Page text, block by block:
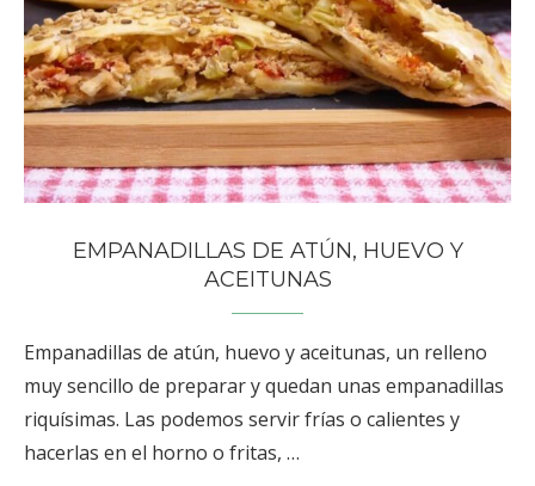
EMPANADILLAS DE ATÚN, HUEVO Y
ACEITUNAS
Empanadillas de atún, huevo y aceitunas, un relleno
muy sencillo de preparar y quedan unas empanadillas
riquísimas. Las podemos servir frías o calientes y
hacerlas en el horno o fritas, …